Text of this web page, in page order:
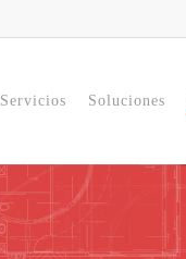
Servicios Soluciones